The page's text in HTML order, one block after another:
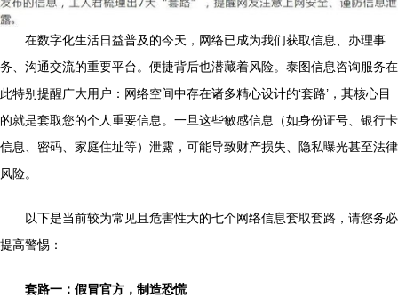
在数字化生活日益普及的今天，网络已成为我们获取信息、办理事
务、沟通交流的重要平台。便捷背后也潜藏着风险。泰图信息咨询服务在
此特别提醒广大用户：网络空间中存在诸多精心设计的‘套路’，其核心目
的就是套取您的个人重要信息。一旦这些敏感信息（如身份证号、银行卡
信息、密码、家庭住址等）泄露，可能导致财产损失、隐私曝光甚至法律
风险。
以下是当前较为常见且危害性大的七个网络信息套取套路，请您务必
提高警惕：
套路一：假冒官方，制造恐慌